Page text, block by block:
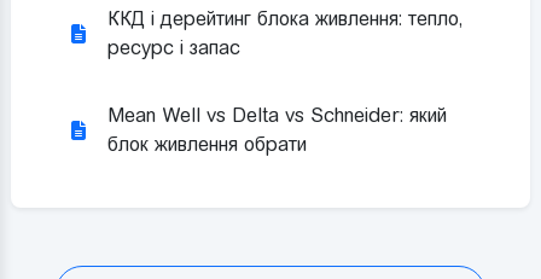
ККД і дерейтинг блока живлення: тепло,
ресурс і запас
Mean Well vs Delta vs Schneider: який
блок живлення обрати